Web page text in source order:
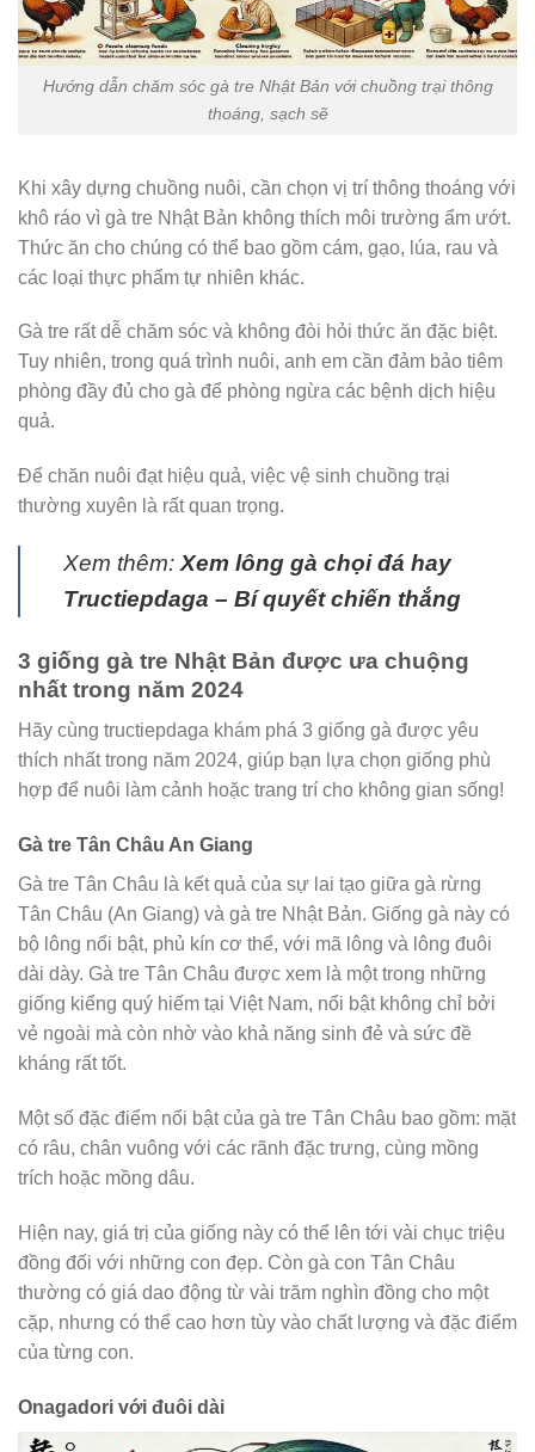
Hướng dẫn chăm sóc gà tre Nhật Bản với chuồng trại thông
thoáng, sạch sẽ
Khi xây dựng chuồng nuôi, cần chọn vị trí thông thoáng với
khô ráo vì gà tre Nhật Bản không thích môi trường ẩm ướt.
Thức ăn cho chúng có thể bao gồm cám, gạo, lúa, rau và
các loại thực phẩm tự nhiên khác.
Gà tre rất dễ chăm sóc và không đòi hỏi thức ăn đặc biệt.
Tuy nhiên, trong quá trình nuôi, anh em cần đảm bảo tiêm
phòng đầy đủ cho gà để phòng ngừa các bệnh dịch hiệu
quả.
Để chăn nuôi đạt hiệu quả, việc vệ sinh chuồng trại
thường xuyên là rất quan trọng.
Xem thêm: Xem lông gà chọi đá hay
Tructiepdaga – Bí quyết chiến thắng
3 giống gà tre Nhật Bản được ưa chuộng
nhất trong năm 2024
Hãy cùng tructiepdaga khám phá 3 giống gà được yêu
thích nhất trong năm 2024, giúp bạn lựa chọn giống phù
hợp để nuôi làm cảnh hoặc trang trí cho không gian sống!
Gà tre Tân Châu An Giang
Gà tre Tân Châu là kết quả của sự lai tạo giữa gà rừng
Tân Châu (An Giang) và gà tre Nhật Bản. Giống gà này có
bộ lông nổi bật, phủ kín cơ thể, với mã lông và lông đuôi
dài dày. Gà tre Tân Châu được xem là một trong những
giống kiểng quý hiếm tại Việt Nam, nổi bật không chỉ bởi
vẻ ngoài mà còn nhờ vào khả năng sinh đẻ và sức đề
kháng rất tốt.
Một số đặc điểm nổi bật của gà tre Tân Châu bao gồm: mặt
có râu, chân vuông với các rãnh đặc trưng, cùng mồng
trích hoặc mồng dâu.
Hiện nay, giá trị của giống này có thể lên tới vài chục triệu
đồng đối với những con đẹp. Còn gà con Tân Châu
thường có giá dao động từ vài trăm nghìn đồng cho một
cặp, nhưng có thể cao hơn tùy vào chất lượng và đặc điểm
của từng con.
Onagadori với đuôi dài